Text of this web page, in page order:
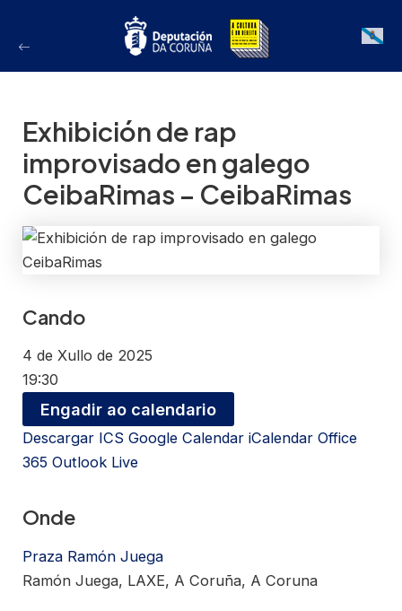
Galician
Exhibición de rap
improvisado en galego
CeibaRimas – CeibaRimas
Cando
4 de Xullo de 2025
19:30
Engadir ao calendario
Descargar ICS Google Calendar iCalendar Office
365 Outlook Live
Onde
Praza Ramón Juega
Ramón Juega, LAXE, A Coruña, A Coruna